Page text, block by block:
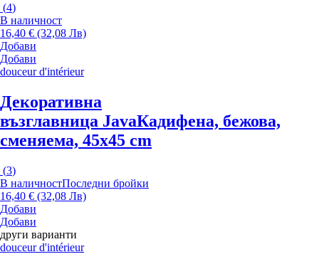
(4)
В наличност
16,40 € (32,08 Лв)
Добави
Добави
douceur d'intérieur
Декоративна
възглавница JavaКадифена, бежова,
сменяема, 45x45 cm
(3)
В наличностПоследни бройки
16,40 € (32,08 Лв)
Добави
Добави
други варианти
douceur d'intérieur